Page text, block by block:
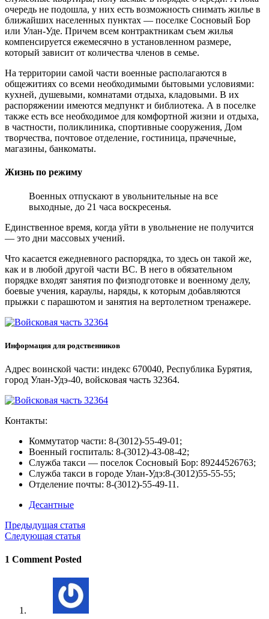
очередь не подошла, у них есть возможность снимать жилье в
ближайших населенных пунктах — поселке Сосновый Бор
или Улан-Уде. Причем всем контрактникам съем жилья
компенсируется ежемесячно в установленном размере,
который зависит от количества членов в семье.
На территории самой части военные располагаются в
общежитиях со всеми необходимыми бытовыми условиями:
кухней, душевыми, комнатами отдыха, кладовыми. В их
распоряжении имеются медпункт и библиотека. А в поселке
также есть все необходимое для комфортной жизни и отдыха,
в частности, поликлиника, спортивные сооружения, Дом
творчества, почтовое отделение, гостиница, прачечные,
магазины, банкоматы.
Жизнь по режиму
Военных отпускают в увольнительные на все
выходные, до 21 часа воскресенья.
Единственное время, когда уйти в увольнение не получится
— это дни массовых учений.
Что касается ежедневного распорядка, то здесь он такой же,
как и в любой другой части ВС. В него в обязательном
порядке входят занятия по физподготовке и военному делу,
боевые учения, караулы, наряды, к которым добавляются
прыжки с парашютом и занятия на вертолетном тренажере.
Информация для родственников
Адрес воинской части: индекс 670040, Республика Бурятия,
город Улан-Удэ-40, войсковая часть 32364.
Контакты:
Коммутатор части: 8-(3012)-55-49-01;
Военный госпиталь: 8-(3012)-43-08-42;
Служба такси — поселок Сосновый Бор: 89244526763;
Служба такси в городе Улан-Удэ:8-(3012)55-55-55;
Отделение почты: 8-(3012)-55-49-11.
Десантные
Предыдущая статья
Следующая статья
1 Comment Posted